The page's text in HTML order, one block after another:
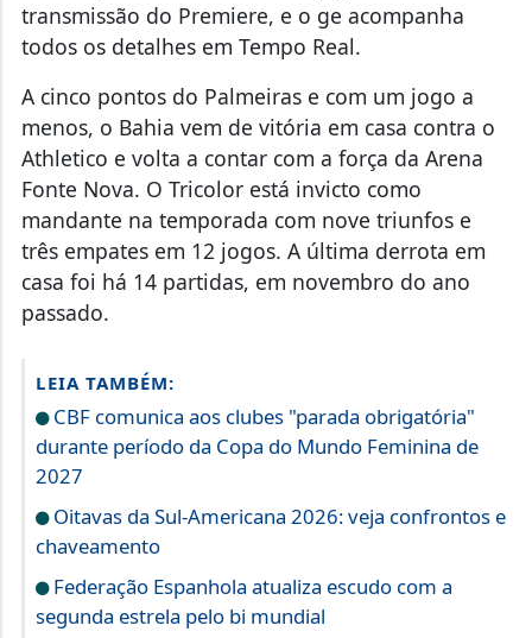
transmissão do Premiere, e o ge acompanha
todos os detalhes em Tempo Real.
A cinco pontos do Palmeiras e com um jogo a
menos, o Bahia vem de vitória em casa contra o
Athletico e volta a contar com a força da Arena
Fonte Nova. O Tricolor está invicto como
mandante na temporada com nove triunfos e
três empates em 12 jogos. A última derrota em
casa foi há 14 partidas, em novembro do ano
passado.
LEIA TAMBÉM:
CBF comunica aos clubes "parada obrigatória"
durante período da Copa do Mundo Feminina de
2027
Oitavas da Sul-Americana 2026: veja confrontos e
chaveamento
Federação Espanhola atualiza escudo com a
segunda estrela pelo bi mundial